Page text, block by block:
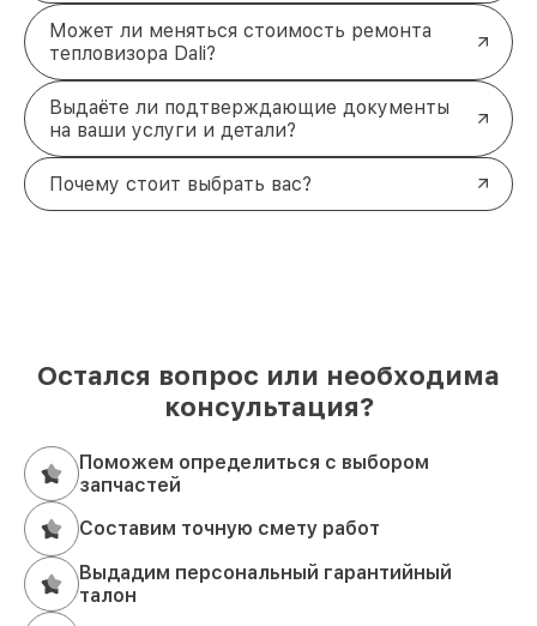
Может ли меняться стоимость ремонта
тепловизора Dali?
Выдаёте ли подтверждающие документы
на ваши услуги и детали?
Почему стоит выбрать вас?
Остался вопрос или необходима
консультация?
Поможем определиться с выбором
запчастей
Составим точную смету работ
Выдадим персональный гарантийный
талон